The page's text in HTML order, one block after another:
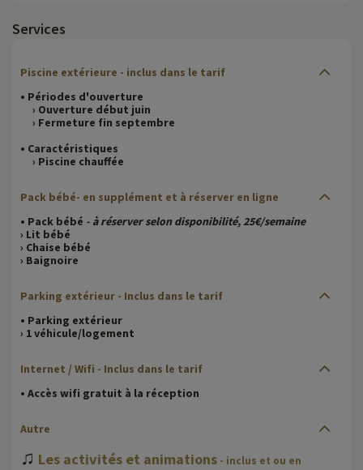
Services
Piscine extérieure - inclus dans le tarif
• Périodes d'ouverture
› Ouverture début juin
› Fermeture fin septembre
• Caractéristiques
› Piscine chauffée
Pack bébé- en supplément et à réserver en ligne
• Pack bébé - à réserver selon disponibilité, 25€/semaine
› Lit bébé
› Chaise bébé
› Baignoire
Parking extérieur - Inclus dans le tarif
• Parking extérieur
› 1 véhicule/logement
Internet / Wifi - Inclus dans le tarif
• Accès wifi gratuit à la réception
Autre
♫ Les activités et animations - inclus et ou en